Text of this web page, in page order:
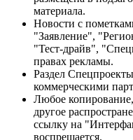
материала.
Новости с
"Заявление",
"Тест-драйв",
правах рекламы.
Раздел
коммерческими
Любое
другое
ссылку на
воспрещается.